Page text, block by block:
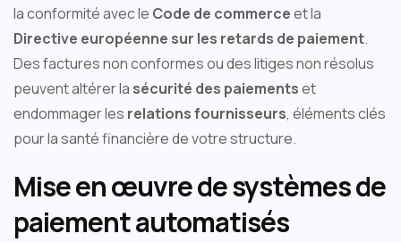
la conformité avec le Code de commerceet la
Directive européenne sur les retards de paiement.
Des factures non conformes ou des litiges non résolus
peuvent altérer la sécurité des paiementset
endommager les relations fournisseurs, éléments clés
pour la santé financière de votre structure.
Mise en œuvre de systèmes de
paiement automatisés